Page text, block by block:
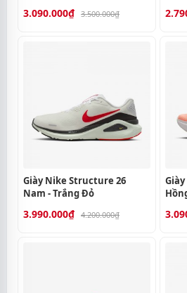
3.090.000₫ 3.500.000₫
Giày Nike Structure 26
Nam - Trắng Đỏ
3.990.000₫ 4.200.000₫